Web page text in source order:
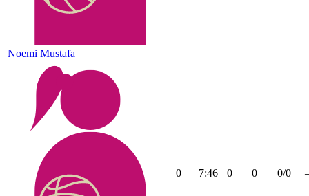
Noemi Mustafa
0 7:46 0 0 0/0